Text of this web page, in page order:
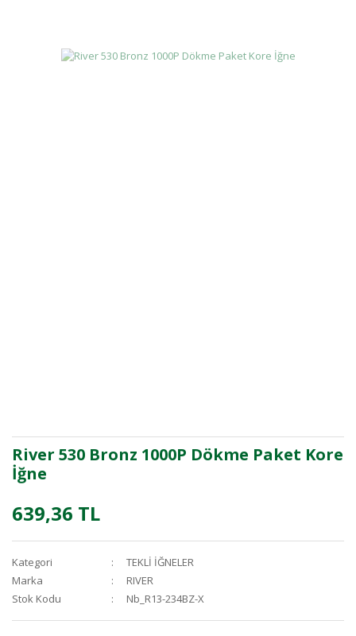
River 530 Bronz 1000P Dökme Paket Kore
İğne
639,36 TL
Kategori
TEKLİ İĞNELER
Marka
RIVER
Stok Kodu
Nb_R13-234BZ-X